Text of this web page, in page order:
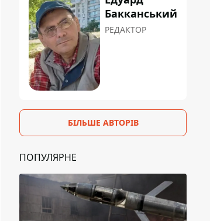
Бакканський
РЕДАКТОР
БІЛЬШЕ АВТОРІВ
ПОПУЛЯРНЕ